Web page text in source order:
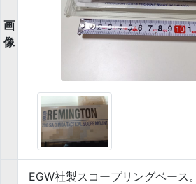
画
像
EGW社製スコープリングベース